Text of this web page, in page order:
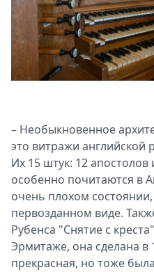
– Необыкновенное
это витражи английской
Их 15 штук: 12
особенно почитаются в
очень плохом
первозданном виде.
Рубенса "Снятие с
Эрмитаже, она сделана в
прекрасная, но тоже